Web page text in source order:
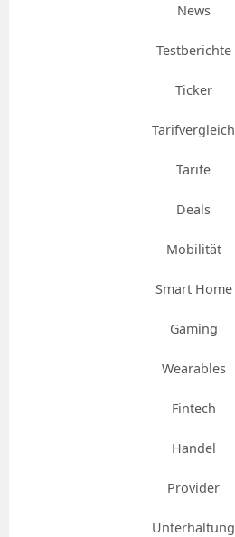
News
Testberichte
Ticker
Tarifvergleich
Tarife
Deals
Mobilität
Smart Home
Gaming
Wearables
Fintech
Handel
Provider
Unterhaltung